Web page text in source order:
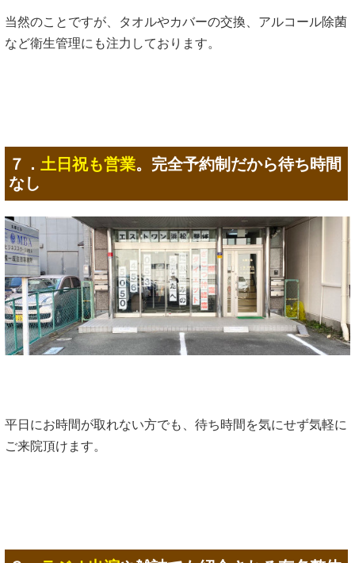
当然のことですが、タオルやカバーの交換、アルコール除菌
など衛生管理にも注力しております。
７． 土日祝も営業。完全予約制だから待ち時間
なし
平日にお時間が取れない方でも、待ち時間を気にせず気軽に
ご来院頂けます。